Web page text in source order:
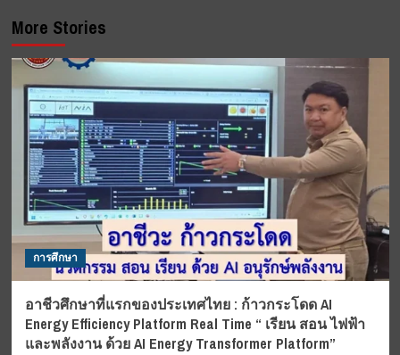
More Stories
การศึกษา
อาชีวศึกษาที่แรกของประเทศไทย : ก้าวกระโดด AI
Energy Efficiency Platform Real Time “ เรียน สอน ไฟฟ้า
และพลังงาน ด้วย AI Energy Transformer Platform”